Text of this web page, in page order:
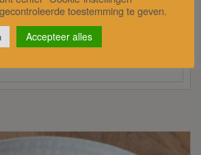
met daar…
toestemming te geven.
Accepteer alles